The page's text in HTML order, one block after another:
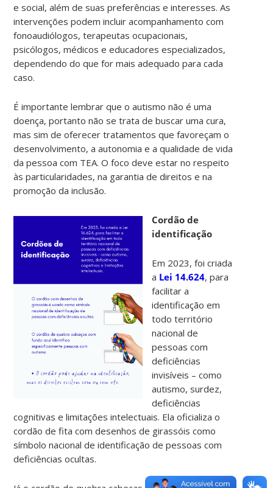
e social, além de suas preferências e interesses. As
intervenções podem incluir acompanhamento com
fonoaudiólogos, terapeutas ocupacionais,
psicólogos, médicos e educadores especializados,
dependendo do que for mais adequado para cada
caso.
É importante lembrar que o autismo não é uma
doença, portanto não se trata de buscar uma cura,
mas sim de oferecer tratamentos que favoreçam o
desenvolvimento, a autonomia e a qualidade de vida
da pessoa com TEA. O foco deve estar no respeito
às particularidades, na garantia de direitos e na
promoção da inclusão.
Cordão de
identificação
Em 2023, foi criada
a Lei 14.624, para
facilitar a
identificação em
todo território
nacional de
pessoas com
deficiências
invisíveis – como
autismo, surdez,
deficiências
cognitivas e limitações intelectuais. Ela oficializa o
cordão de fita com desenhos de girassóis como
símbolo nacional de identificação de pessoas com
deficiências ocultas.